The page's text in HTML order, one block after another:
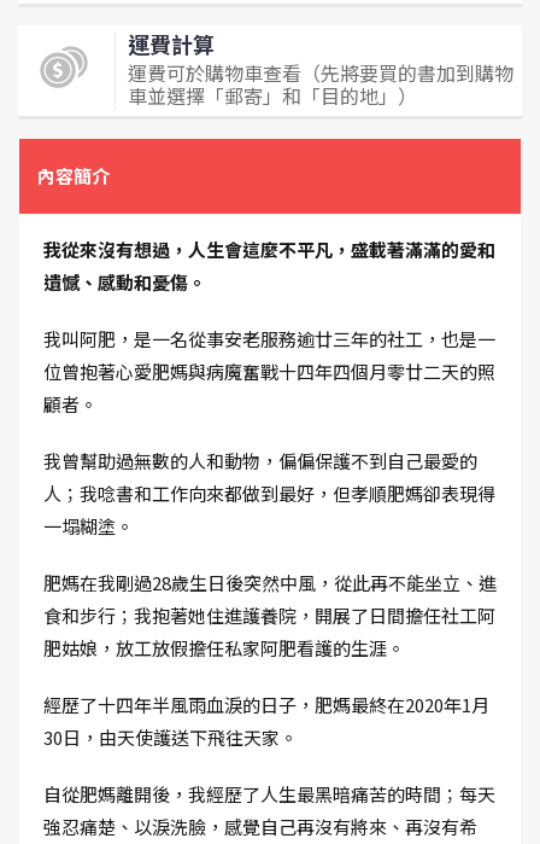
運費計算
運費可於購物車查看（先將要買的書加到購物
車並選擇「郵寄」和「目的地」）
內容簡介
我從來沒有想過，人生會這麼不平凡，盛載著滿滿的愛和
遺憾、感動和憂傷。
我叫阿肥，是一名從事安老服務逾廿三年的社工，也是一
位曾抱著心愛肥媽與病魔奮戰十四年四個月零廿二天的照
顧者。
我曾幫助過無數的人和動物，偏偏保護不到自己最愛的
人；我唸書和工作向來都做到最好，但孝順肥媽卻表現得
一塌糊塗。
肥媽在我剛過28歲生日後突然中風，從此再不能坐立、進
食和步行；我抱著她住進護養院，開展了日間擔任社工阿
肥姑娘，放工放假擔任私家阿肥看護的生涯。
經歷了十四年半風雨血淚的日子，肥媽最終在2020年1月
30日，由天使護送下飛往天家。
自從肥媽離開後，我經歷了人生最黑暗痛苦的時間；每天
強忍痛楚、以淚洗臉，感覺自己再沒有將來、再沒有希